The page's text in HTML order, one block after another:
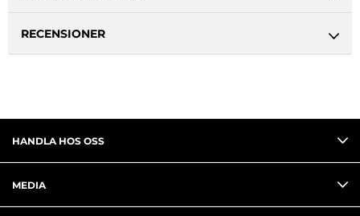
RECENSIONER
HANDLA HOS OSS
MEDIA